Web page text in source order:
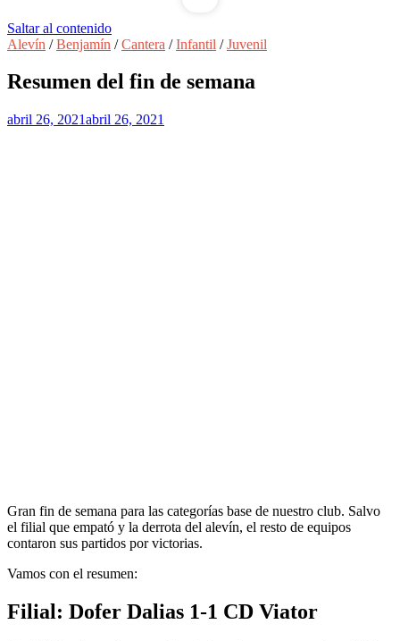
Saltar al contenido
Alevín /Benjamín /Cantera /Infantil /Juvenil
Resumen del fin de semana
abril 26, 2021abril 26, 2021
Gran fin de semana para las categorías base de nuestro club. Salvo
el filial que empató y la derrota del alevín, el resto de equipos
contaron sus partidos por victorias.
Vamos con el resumen:
Filial: Dofer Dalias 1-1 CD Viator